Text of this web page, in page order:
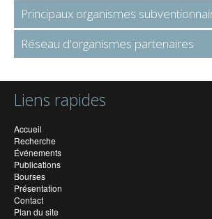
Principaux organismes
Réseau d'organismes partenaires
Liens rapides
Accueil
Recherche
Événements
Publications
Bourses
Présentation
Contact
Plan du site